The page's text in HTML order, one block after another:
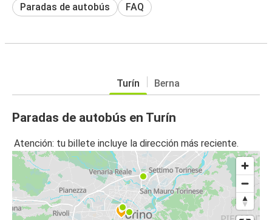
Paradas de autobús FAQ
Turín Berna
Paradas de autobús en Turín
Atención: tu billete incluye la dirección más reciente.